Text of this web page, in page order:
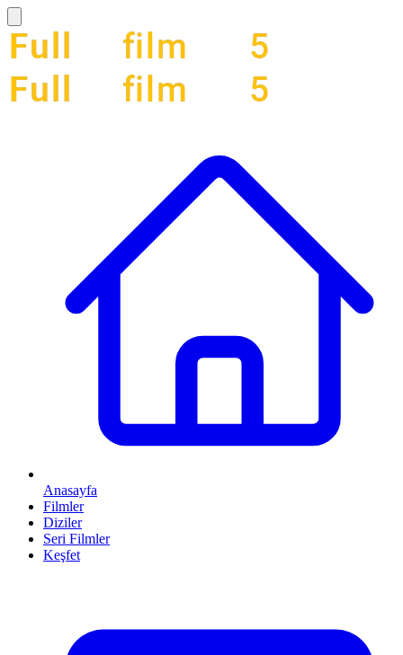
Anasayfa
Filmler
Diziler
Seri Filmler
Keşfet